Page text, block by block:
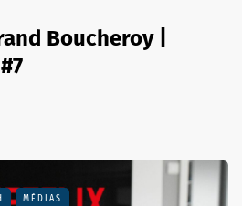
Boucheroy |
MÉDIAS